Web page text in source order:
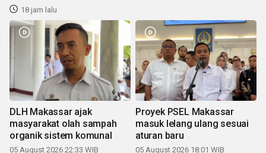
18 jam lalu
DLH Makassar ajak
masyarakat olah sampah
organik sistem komunal
05 August 2026 22:33 WIB
Proyek PSEL Makassar
masuk lelang ulang sesuai
aturan baru
05 August 2026 18:01 WIB